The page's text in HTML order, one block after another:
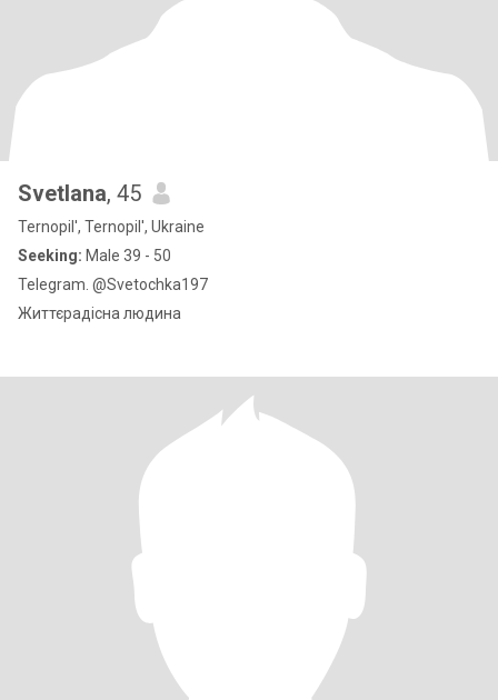
Svetlana, 45
Ternopil', Ternopil', Ukraine
Seeking: Male 39 - 50
Telegram. @Svetochka197
Життєрадісна людина